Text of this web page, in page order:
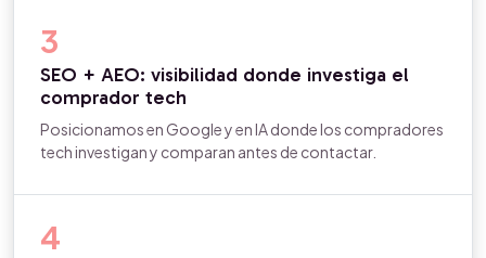
3
SEO + AEO: visibilidad donde investiga el
comprador tech
Posicionamos en Google y en IA donde los compradores
tech investigan y comparan antes de contactar.
4